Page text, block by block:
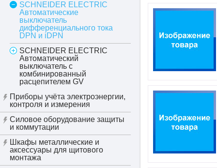
SCHNEIDER ELECTRIC
Автоматические
выключатель
дифференциального тока
DPN и iDPN
SCHNEIDER ELECTRIC
Автоматический
выключатель c
комбинированный
расцепителем GV
Приборы учёта электроэнергии,
контроля и измерения
Силовое оборудование защиты
и коммутации
Шкафы металлические и
аксессуары для щитового
монтажа